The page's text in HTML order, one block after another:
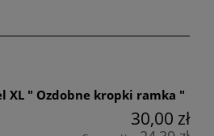
XL " Ozdobne kropki ramka "
30,00 zł